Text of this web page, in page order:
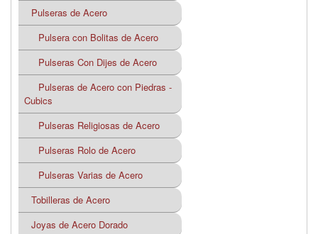
Pulseras de Acero
Pulsera con Bolitas de Acero
Pulseras Con Dijes de Acero
Pulseras de Acero con Piedras -
Cubics
Pulseras Religiosas de Acero
Pulseras Rolo de Acero
Pulseras Varias de Acero
Tobilleras de Acero
Joyas de Acero Dorado